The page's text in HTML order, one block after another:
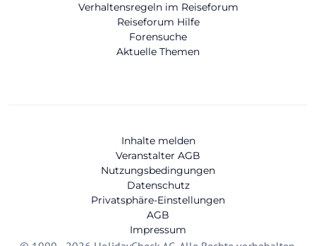
Verhaltensregeln im Reiseforum
Reiseforum Hilfe
Forensuche
Aktuelle Themen
Inhalte melden
Veranstalter AGB
Nutzungsbedingungen
Datenschutz
Privatsphäre-Einstellungen
AGB
Impressum